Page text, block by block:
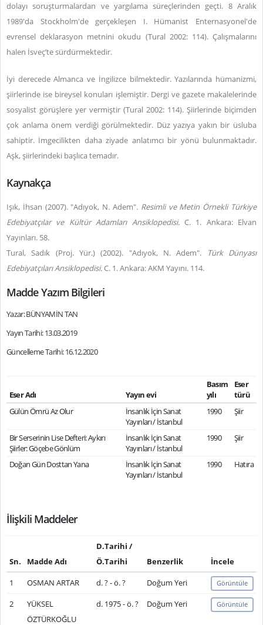
dolayı soruşturmalardan ve yargılama süreçlerinden geçti. 8 Aralık
1989'da Stockholm'de gerçekleşen I. Hümanist Enternasyonel'de
evrensel deklarasyon metnini okudu (Tural 2002: 114). Çalışmalarını
halen İsveç’te sürdürmektedir.
İyi derecede Almanca ve İngilizce bilmektedir. Yazılarında hümanizmi,
şiirlerinde ise bireysel konuları işlemiştir. Dergi ve gazete makalelerinde
sosyalist görüşlere yer vermiştir (Tural 2002: 114). Şiirlerinde biçimden
çok anlama önem verdiği görülmektedir. Düz yazıya yakın bir üsluba
sahiptir. İmgecilikten daha ziyade anlatımcı bir yönü bulunmaktadır.
Aşk, şiirlerindeki başlıca temadır.
Kaynakça
Işık, İhsan (2007). "Adıyok, N. Adem". Resimli ve Metin Örnekli Türkiye
Edebiyatçılar ve Kültür Adamları Ansiklopedisi.C. 1. Ankara: Elvan
Yayınları. 58.
Tural, Sadık (Proj. Yür.) (2002). "Adıyok, N. Adem".
Türk Dünyası
Edebiyatçıları Ansiklopedisi.C. 1. Ankara: AKM Yayını. 114.
Madde Yazım Bilgileri
Yazar: BÜNYAMİN TAN
Yayın Tarihi: 13.03.2019
Güncelleme Tarihi: 16.12.2020
Eser Adı Yayın evi
Basım
yılı
Eser
türü
Gülün Ömrü Az Olur
İnsanlık İçin Sanat
Yayınları / İstanbul
1990 Şiir
Bir Serserinin Lise Defteri: Aykırı
Şiirler: Göçebe Gönlüm
İnsanlık İçin Sanat
Yayınları / İstanbul
1990 Şiir
Doğan Gün Dosttan Yana
İnsanlık İçin Sanat
Yayınları / İstanbul
1990 Hatıra
İlişkili Maddeler
Sn. Madde Adı
D.Tarihi /
Ö.Tarihi
Benzerlik
İncele
1
OSMAN ARTAR d. ? - ö. ? Doğum Yeri Görüntüle
2
YÜKSEL
ÖZTÜRKOĞLU
d. 1975 - ö. ? Doğum Yeri Görüntüle